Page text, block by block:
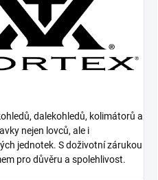
dalekohledů, kolimátorů a
nejen lovců, ale i
jednotek. S doživotní zárukou
pro důvěru a spolehlivost.